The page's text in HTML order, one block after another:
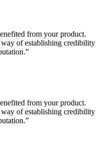
from your product.
of establishing credibility
from your product.
of establishing credibility